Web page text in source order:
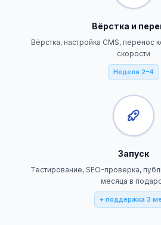
Вёрстка и
Вёрстка, настройка CMS, перенос
скорости
Неделя 2–4
Запуск
Тестирование, SEO-проверка,
месяца в
+ поддержка 3